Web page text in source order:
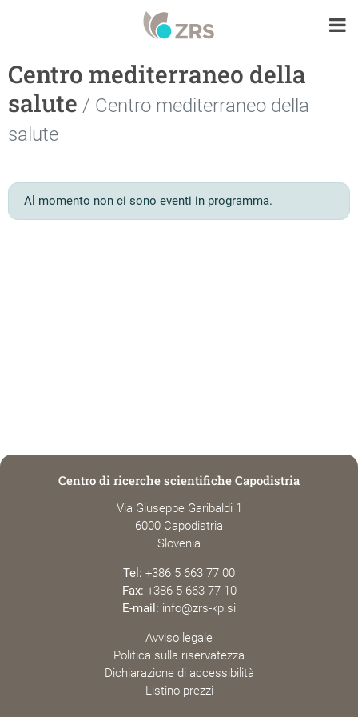
Centro mediterraneo della
salute / Centro mediterraneo della
salute
Al momento non ci sono eventi in programma.
Centro di ricerche scientifiche Capodistria
Via Giuseppe Garibaldi 1
6000 Capodistria
Slovenia
Tel: +386 5 663 77 00
Fax: +386 5 663 77 10
E-mail: info@zrs-kp.si
Avviso legale
Politica sulla riservatezza
Dichiarazione di accessibilità
Listino prezzi